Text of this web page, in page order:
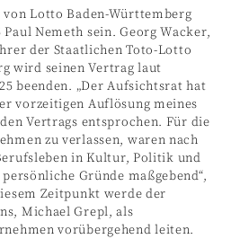
Lotto Baden-Württemberg
Nemeth sein. Georg Wacker,
der Staatlichen Toto-Lotto
wird seinen Vertrag laut
beenden. „Der Aufsichtsrat hat
vorzeitigen Auflösung meines
Vertrags entsprochen. Für die
zu verlassen, waren nach
in Kultur, Politik und
Gründe maßgebend“,
Zeitpunkt werde der
Michael Grepl, als
vorübergehend leiten.